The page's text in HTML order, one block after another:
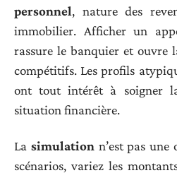
personnel, nature des
immobilier. Afficher un
rassure le banquier et ouvre
compétitifs. Les profils
ont tout intérêt à soigner
situation financière.
La simulation n’est pas
scénarios, variez les